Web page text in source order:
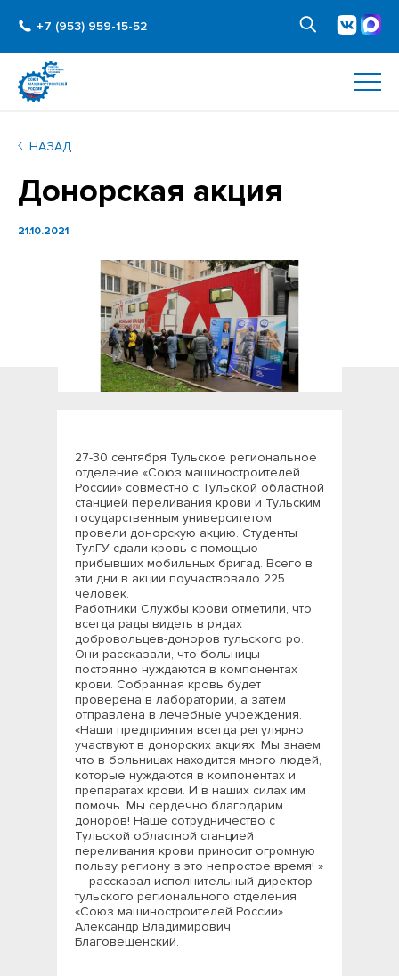
+7 (953) 959-15-52
НАЗАД
Донорская акция
21.10.2021
27-30 сентября Тульское региональное
отделение «Союз машиностроителей
России» совместно с Тульской областной
станцией переливания крови и Тульским
государственным университетом
провели донорскую акцию. Студенты
ТулГУ сдали кровь с помощью
прибывших мобильных бригад. Всего в
эти дни в акции поучаствовало 225
человек.
Работники Службы крови отметили, что
всегда рады видеть в рядах
добровольцев-доноров тульского ро.
Они рассказали, что больницы
постоянно нуждаются в компонентах
крови. Собранная кровь будет
проверена в лаборатории, а затем
отправлена в лечебные учреждения.
«Наши предприятия всегда регулярно
участвуют в донорских акциях. Мы знаем,
что в больницах находится много людей,
которые нуждаются в компонентах и
препаратах крови. И в наших силах им
помочь. Мы сердечно благодарим
доноров! Наше сотрудничество с
Тульской областной станцией
переливания крови приносит огромную
пользу региону в это непростое время! »
— рассказал исполнительный директор
тульского регионального отделения
«Союз машиностроителей России»
Александр Владимирович
Благовещенский.